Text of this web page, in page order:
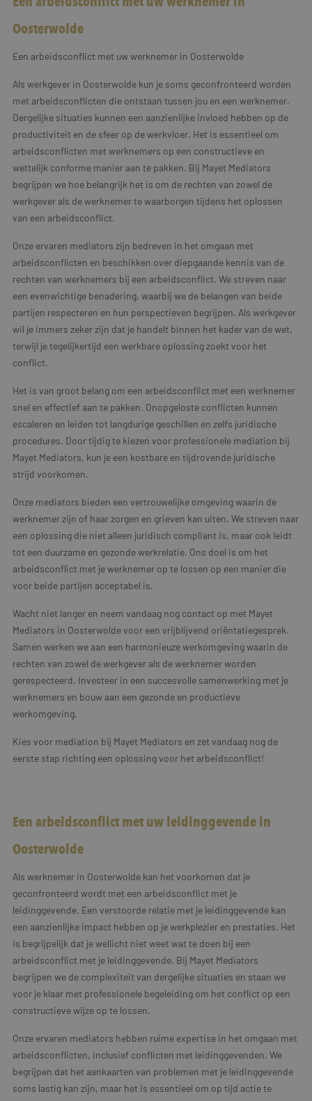
Oosterwolde
Een arbeidsconflict met uw werknemer in Oosterwolde
Als werkgever in Oosterwolde kun je soms geconfronteerd worden
met arbeidsconflicten die ontstaan tussen jou en een werknemer.
Dergelijke situaties kunnen een aanzienlijke invloed hebben op de
productiviteit en de sfeer op de werkvloer. Het is essentieel om
arbeidsconflicten met werknemers op een constructieve en
wettelijk conforme manier aan te pakken. Bij Mayet Mediators
begrijpen we hoe belangrijk het is om de rechten van zowel de
werkgever als de werknemer te waarborgen tijdens het oplossen
van een arbeidsconflict.
Onze ervaren mediators zijn bedreven in het omgaan met
arbeidsconflicten en beschikken over diepgaande kennis van de
rechten van werknemers bij een arbeidsconflict. We streven naar
een evenwichtige benadering, waarbij we de belangen van beide
partijen respecteren en hun perspectieven begrijpen. Als werkgever
wil je immers zeker zijn dat je handelt binnen het kader van de wet,
terwijl je tegelijkertijd een werkbare oplossing zoekt voor het
conflict.
Het is van groot belang om een arbeidsconflict met een werknemer
snel en effectief aan te pakken. Onopgeloste conflicten kunnen
escaleren en leiden tot langdurige geschillen en zelfs juridische
procedures. Door tijdig te kiezen voor professionele mediation bij
Mayet Mediators, kun je een kostbare en tijdrovende juridische
strijd voorkomen.
Onze mediators bieden een vertrouwelijke omgeving waarin de
werknemer zijn of haar zorgen en grieven kan uiten. We streven naar
een oplossing die niet alleen juridisch compliant is, maar ook leidt
tot een duurzame en gezonde werkrelatie. Ons doel is om het
arbeidsconflict met je werknemer op te lossen op een manier die
voor beide partijen acceptabel is.
Wacht niet langer en neem vandaag nog contact op met Mayet
Mediators in Oosterwolde voor een vrijblijvend oriëntatiegesprek.
Samen werken we aan een harmonieuze werkomgeving waarin de
rechten van zowel de werkgever als de werknemer worden
gerespecteerd. Investeer in een succesvolle samenwerking met je
werknemers en bouw aan een gezonde en productieve
werkomgeving.
Kies voor mediation bij Mayet Mediators en zet vandaag nog de
eerste stap richting een oplossing voor het arbeidsconflict!
Een arbeidsconflict met uw leidinggevende in
Oosterwolde
Als werknemer in Oosterwolde kan het voorkomen dat je
geconfronteerd wordt met een arbeidsconflict met je
leidinggevende. Een verstoorde relatie met je leidinggevende kan
een aanzienlijke impact hebben op je werkplezier en prestaties. Het
is begrijpelijk dat je wellicht niet weet wat te doen bij een
arbeidsconflict met je leidinggevende. Bij Mayet Mediators
begrijpen we de complexiteit van dergelijke situaties en staan we
voor je klaar met professionele begeleiding om het conflict op een
constructieve wijze op te lossen.
Onze ervaren mediators hebben ruime expertise in het omgaan met
arbeidsconflicten, inclusief conflicten met leidinggevenden. We
begrijpen dat het aankaarten van problemen met je leidinggevende
soms lastig kan zijn, maar het is essentieel om op tijd actie te